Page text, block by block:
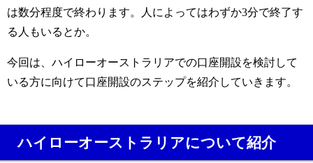
は数分程度で終わります。人によってはわずか3分で終了す
る人もいるとか。
今回は、ハイローオーストラリアでの口座開設を検討して
いる方に向けて口座開設のステップを紹介していきます。
ハイローオーストラリアについて紹介